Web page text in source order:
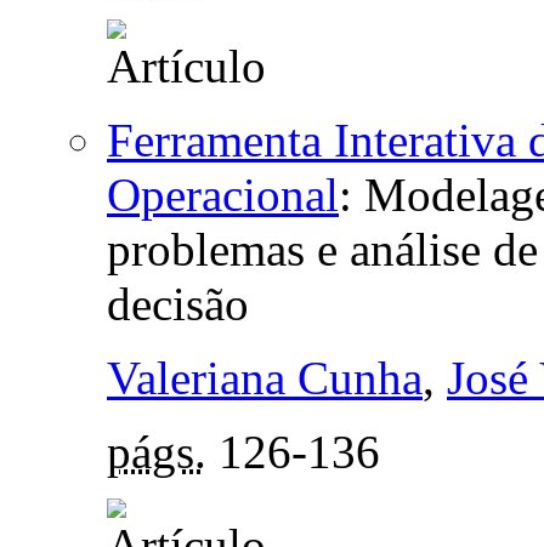
Ferramenta Interativa
Operacional:
problemas e análise
decisão
Valeriana Cunha,
págs. 126-136